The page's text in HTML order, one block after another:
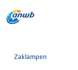
Zaklampen